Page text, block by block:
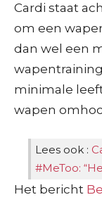
Cardi staat
om een
dan wel een
minimale
wapen
Lees ook :
#MeToo:
Het bericht